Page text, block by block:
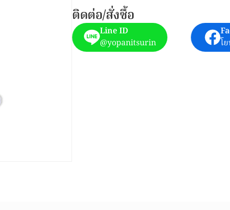
ติดต่อ/สั่งซื้อ
Line ID
@yopanitsurin
โ